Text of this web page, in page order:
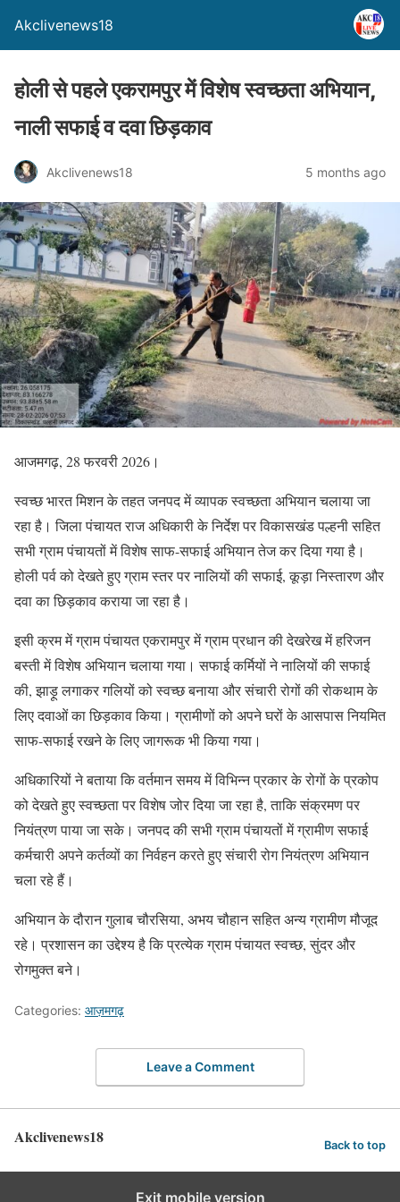
Akclivenews18
होली से पहले एकरामपुर में विशेष स्वच्छता अभियान,
नाली सफाई व दवा छिड़काव
Akclivenews18 5 months ago
आजमगढ़, 28 फरवरी 2026।
स्वच्छ भारत मिशन के तहत जनपद में व्यापक स्वच्छता अभियान चलाया जा
रहा है। जिला पंचायत राज अधिकारी के निर्देश पर विकासखंड पल्हनी सहित
सभी ग्राम पंचायतों में विशेष साफ-सफाई अभियान तेज कर दिया गया है।
होली पर्व को देखते हुए ग्राम स्तर पर नालियों की सफाई, कूड़ा निस्तारण और
दवा का छिड़काव कराया जा रहा है।
इसी क्रम में ग्राम पंचायत एकरामपुर में ग्राम प्रधान की देखरेख में हरिजन
बस्ती में विशेष अभियान चलाया गया। सफाई कर्मियों ने नालियों की सफाई
की, झाड़ू लगाकर गलियों को स्वच्छ बनाया और संचारी रोगों की रोकथाम के
लिए दवाओं का छिड़काव किया। ग्रामीणों को अपने घरों के आसपास नियमित
साफ-सफाई रखने के लिए जागरूक भी किया गया।
अधिकारियों ने बताया कि वर्तमान समय में विभिन्न प्रकार के रोगों के प्रकोप
को देखते हुए स्वच्छता पर विशेष जोर दिया जा रहा है, ताकि संक्रमण पर
नियंत्रण पाया जा सके। जनपद की सभी ग्राम पंचायतों में ग्रामीण सफाई
कर्मचारी अपने कर्तव्यों का निर्वहन करते हुए संचारी रोग नियंत्रण अभियान
चला रहे हैं।
अभियान के दौरान गुलाब चौरसिया, अभय चौहान सहित अन्य ग्रामीण मौजूद
रहे। प्रशासन का उद्देश्य है कि प्रत्येक ग्राम पंचायत स्वच्छ, सुंदर और
रोगमुक्त बने।
Categories: आज़मगढ़
Leave a Comment
Akclivenews18 Back to top
Exit mobile version